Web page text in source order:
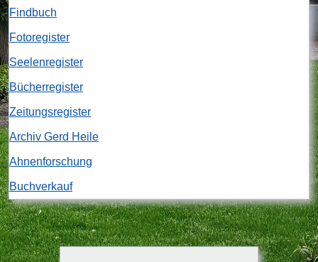
Findbuch
Fotoregister
Seelenregister
Bücherregister
Zeitungsregister
Archiv Gerd Heile
Ahnenforschung
Buchverkauf